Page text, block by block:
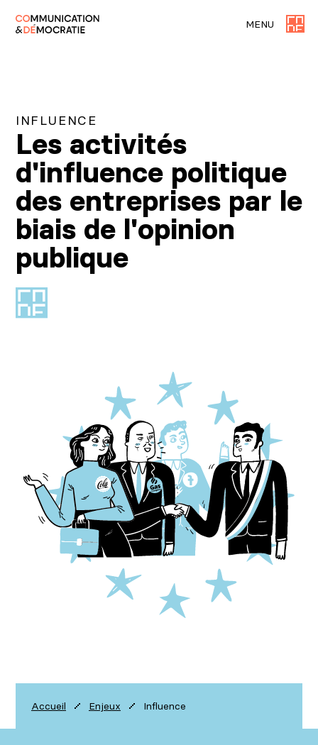
MENU
Les activités
d'influence politique
des entreprises par le
biais de l'opinion
publique
INFLUENCE
Accueil Enjeux Influence